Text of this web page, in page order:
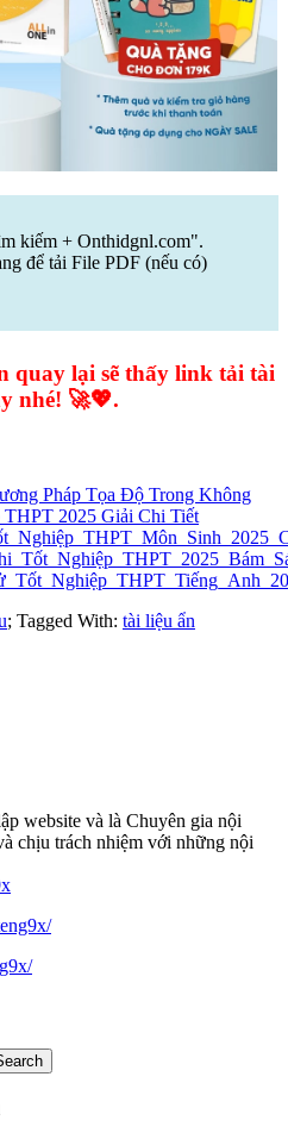
kiếm + Onthidgnl.com".
để tải File PDF (nếu có)
quay lại sẽ thấy link tải tài
nhé! 🚀💖.
Pháp Tọa Độ Trong Không
2025 Giải Chi Tiết
; Tagged With: tài liệu ẩn
website và là Chuyên gia nội
chịu trách nhiệm với những nội